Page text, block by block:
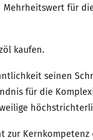
für
kaufen.
seinen
für die
zur